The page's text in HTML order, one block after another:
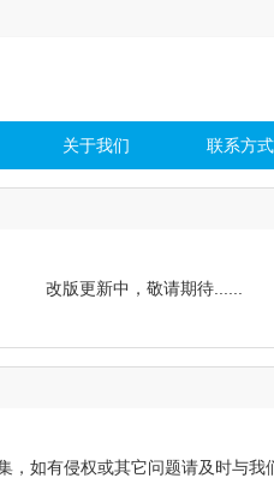
关于我们 联系方式
改版更新中，敬请期待......
，如有侵权或其它问题请及时与